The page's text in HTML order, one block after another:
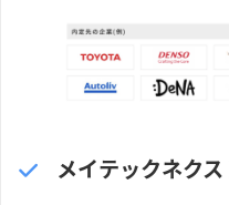
メイテックネク